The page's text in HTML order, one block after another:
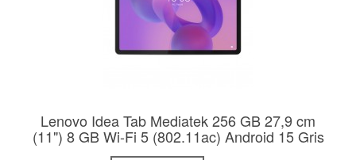
Lenovo Idea Tab Mediatek 256 GB 27,9 cm
(11") 8 GB Wi-Fi 5 (802.11ac) Android 15 Gris